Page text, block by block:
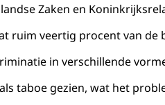
Zaken en
ruim veertig procent van
in verschillende
taboe gezien, wat het